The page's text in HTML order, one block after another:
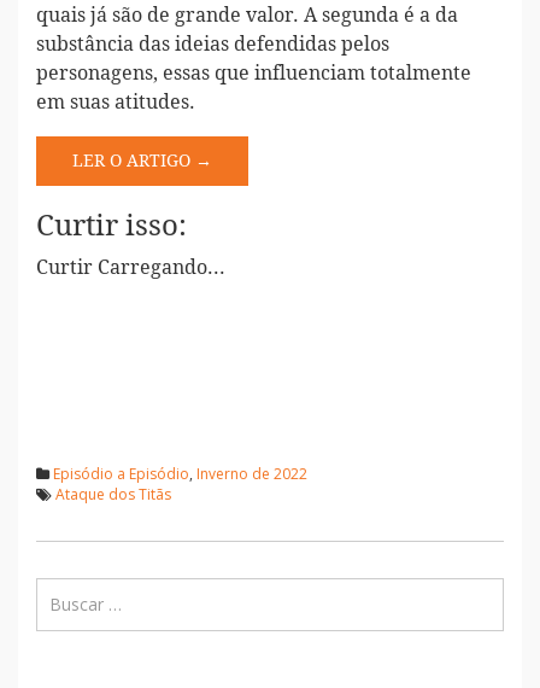
quais já são de grande valor. A segunda é a da
substância das ideias defendidas pelos
personagens, essas que influenciam totalmente
em suas atitudes.
LER O ARTIGO →
Curtir isso:
Curtir Carregando...
Episódio a Episódio, Inverno de 2022
Ataque dos Titãs